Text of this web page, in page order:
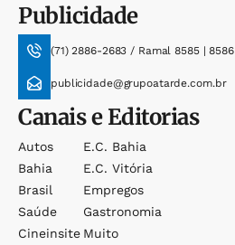
Publicidade
(71) 2886-2683 / Ramal 8585 | 8586
publicidade@grupoatarde.com.br
Canais e Editorias
Autos
Bahia
Brasil
Saúde
Cineinsite
E.c. Bahia
E.c. Vitória
Empregos
Gastronomia
Muito